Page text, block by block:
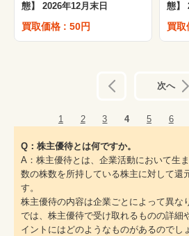
態】 2026年12月末日
買取価格 : 50円
態】
買取
次へ
1 2 3 4 5 6
Q：株主優待とは何ですか。
A：株主優待とは、企業活動において生
数の株数を所持している株主に対して還
す。
株主優待の内容は企業ごとによって異な
では、株主優待で受け取れるものの詳細
イントにはどのようなものがあるのでし